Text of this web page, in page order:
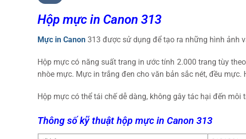
Hộp mực in Canon 313
Mực in Canon 313 được sử dụng để tạo ra những hình ảnh
Hộp mực có năng suất trang in ước tính 2.000 trang tùy
nhòe mực. Mực in trắng đen cho văn bản sắc nét, đều
Hộp mực có thể tái chế dễ dàng, không gây tác hại đến môi
Thông số kỹ thuật hộp mực in Canon 313